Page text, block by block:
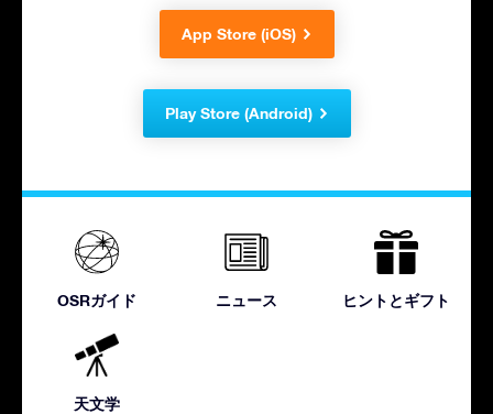
App Store (iOS)
Play Store (Android)
OSRガイド ニュース ヒントとギフト
天文学